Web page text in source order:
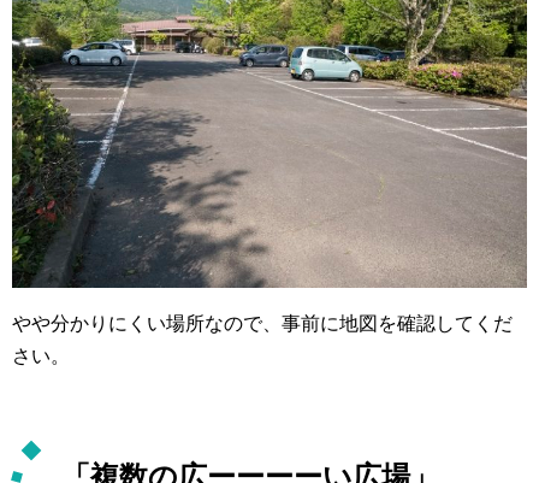
やや分かりにくい場所なので、事前に地図を確認してくだ
さい。